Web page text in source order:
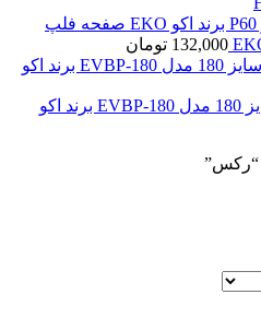
صفحه فلپ
132,000 تومان
صفحه پولیش چسبدار سایز 180 مدل EVBP-180 برند اکو
“رکس”